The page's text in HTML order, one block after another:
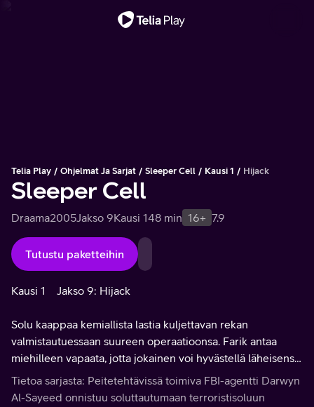
Telia Play Ohjelmat Ja Sarjat Sleeper Cell Kausi 1 Hijack
Sleeper Cell
Draama2005Jakso 9Kausi 148 min 16+ 7.9
Tutustu paketteihin
Kausi 1 Jakso 9: Hijack
Solu kaappaa kemiallista lastia kuljettavan rekan
valmistautuessaan suureen operaatioonsa. Farik antaa
miehilleen vapaata, jotta jokainen voi hyvästellä läheisensä.
Samaan aikaan FBI on solun jäljillä ja valmistelee
pidätyksiä.
Tietoa sarjasta: Peitetehtävissä toimiva FBI-agentti Darwyn
Al-Sayeed onnistuu soluttautumaan terroristisoluun